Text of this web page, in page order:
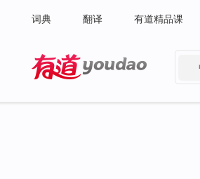
词典 翻译 有道精品课